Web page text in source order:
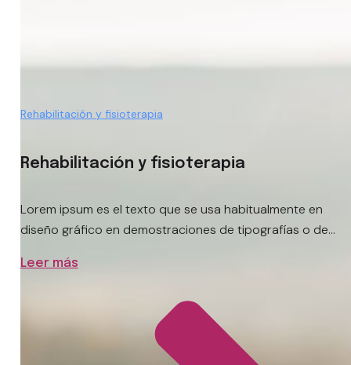
Rehabilitación y fisioterapia
Rehabilitación y fisioterapia
Lorem ipsum es el texto que se usa habitualmente en
diseño gráfico en demostraciones de tipografías o de...
Leer más